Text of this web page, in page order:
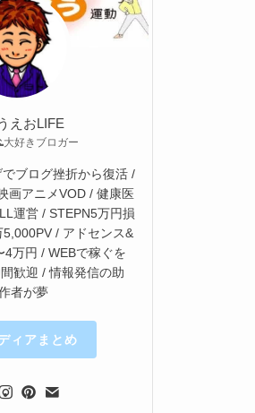
えおLIFE
大好きブロガー
ブログ挫折から復活 /
画アニメVOD / 健康医
運営 / STEPN5万円損
/ アドセンス&
4万円 / WEBで稼ぐを
歓迎 / 情報発信の助
者が夢
ィアまとめ